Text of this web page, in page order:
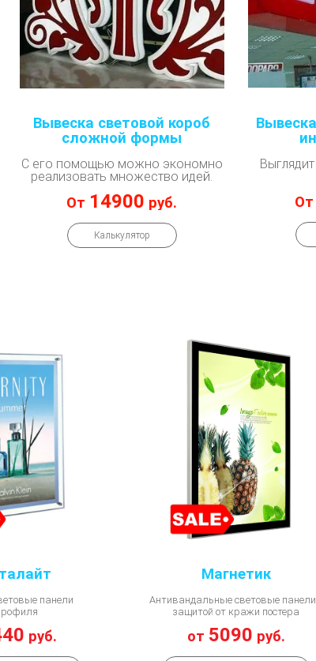
Вывеска световой короб
сложной формы
С его помощью можно экономно
реализовать множество идей.
От 14900 руб.
Калькулятор
От
панели
руб.
Магнетик
Антивандальные световые панели
защитой от кражи постера
от 5090 руб.